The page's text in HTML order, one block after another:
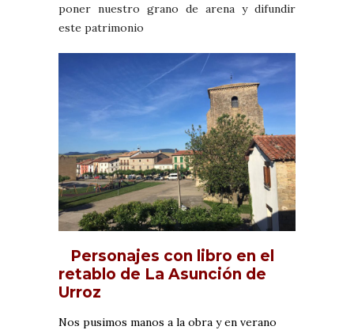
poner nuestro grano de arena y difundir
este patrimonio
Personajes con libro en el
retablo de La Asunción de
Urroz
Nos pusimos manos a la obra y en verano